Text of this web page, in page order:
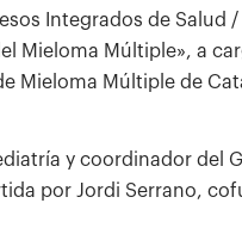
Integrados de Salud
Mieloma Múltiple», a
Mieloma Múltiple de
y coordinador del
por Jordi Serrano,